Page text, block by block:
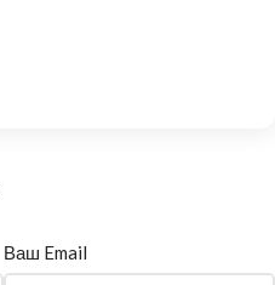
Ваш Email